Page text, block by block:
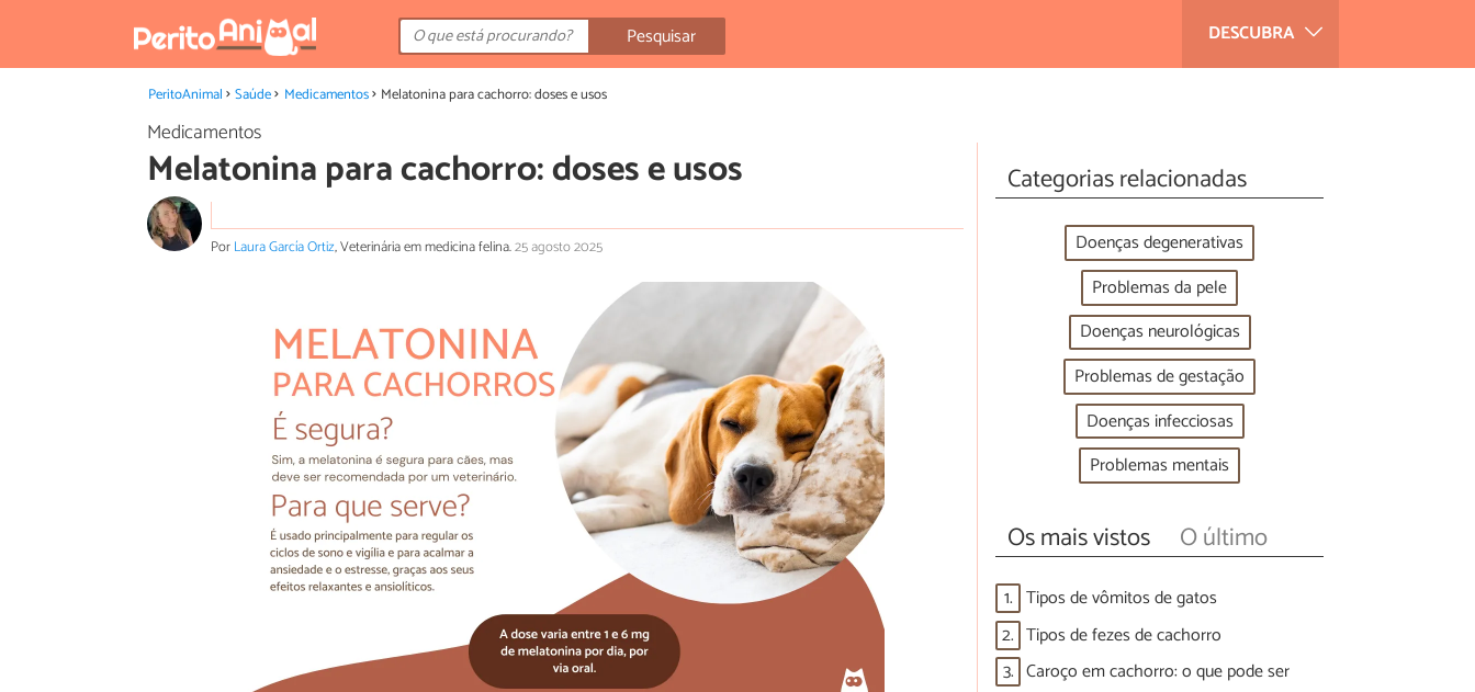
DESCUBRA
Pesquisar
PeritoAnimal Saúde Medicamentos Melatonina para cachorro: doses e usos
Medicamentos
Melatonina para cachorro: doses e usos
PorLaura García Ortiz, Veterinária em medicina felina.25 agosto 2025
Categorias relacionadas
Doenças degenerativas
Problemas da pele
Doenças neurológicas
Problemas de gestação
Doenças infecciosas
Problemas mentais
Os mais vistos O último
1. Tipos de vômitos de gatos
2. Tipos de fezes de cachorro
3. Caroço em cachorro: o que pode ser